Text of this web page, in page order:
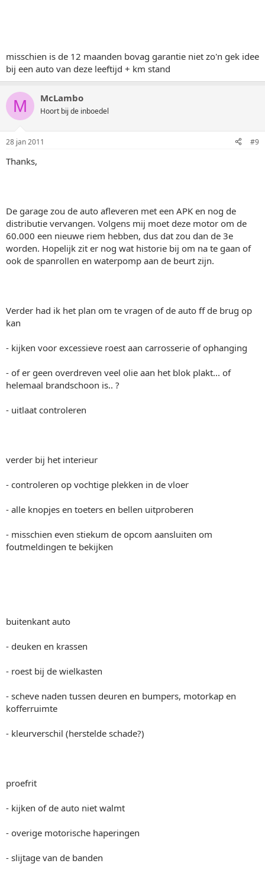
misschien is de 12 maanden bovag garantie niet zo'n gek idee
bij een auto van deze leeftijd + km stand
M McLambo
Hoort bij de inboedel
28 jan 2011 #9
Thanks,
De garage zou de auto afleveren met een APK en nog de
distributie vervangen. Volgens mij moet deze motor om de
60.000 een nieuwe riem hebben, dus dat zou dan de 3e
worden. Hopelijk zit er nog wat historie bij om na te gaan of
ook de spanrollen en waterpomp aan de beurt zijn.
Verder had ik het plan om te vragen of de auto ff de brug op
kan
- kijken voor excessieve roest aan carrosserie of ophanging
- of er geen overdreven veel olie aan het blok plakt... of
helemaal brandschoon is.. ?
- uitlaat controleren
verder bij het interieur
- controleren op vochtige plekken in de vloer
- alle knopjes en toeters en bellen uitproberen
- misschien even stiekum de opcom aansluiten om
foutmeldingen te bekijken
buitenkant auto
- deuken en krassen
- roest bij de wielkasten
- scheve naden tussen deuren en bumpers, motorkap en
kofferruimte
- kleurverschil (herstelde schade?)
proefrit
- kijken of de auto niet walmt
- overige motorische haperingen
- slijtage van de banden